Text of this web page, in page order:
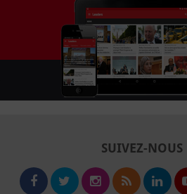
SUIVEZ-NOUS